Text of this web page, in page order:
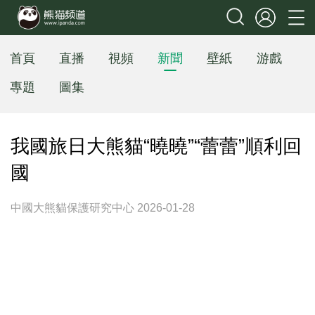
首頁 直播 視頻 新聞 壁紙
游戲
專題
圖集
我國旅日大熊貓“曉曉”“蕾蕾”順利回
國
中國大熊貓保護研究中心 2026-01-28